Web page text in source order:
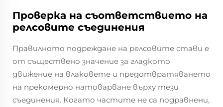
Проверка на съответствието на
релсовите съединения
Правилното подреждане на релсовите стави е
от съществено значение за гладкото
движение на влаковете и предотвратяването
на прекомерно натоварване върху тези
съединения. Когато частите не са подравнени,